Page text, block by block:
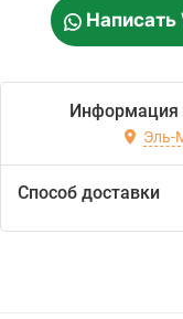
Написать
Информация
Эль-
Способ доставки